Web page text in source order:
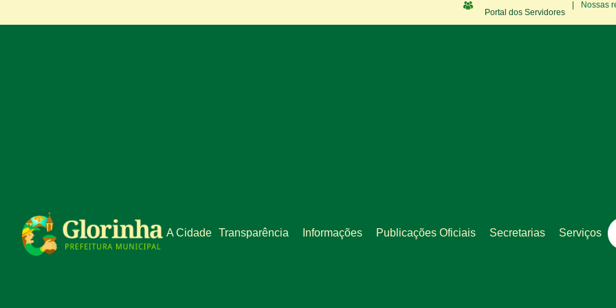
Portal dos Servidores
Nossas
A Cidade Transparência Informações Publicações Oficiais Secretarias Serviços